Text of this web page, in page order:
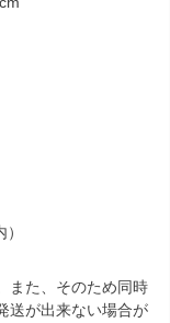
また、そのため同時
送が出来ない場合が